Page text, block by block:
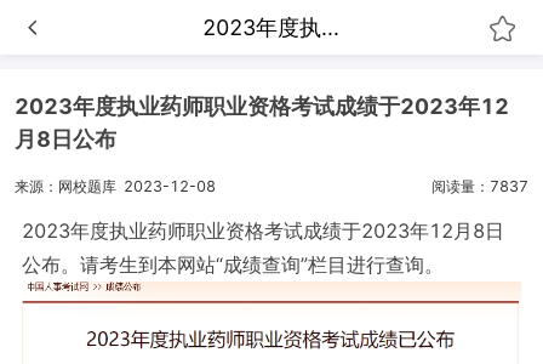
2023年度执...
2023年度执业药师职业资格考试成绩于2023年12
月8日公布
来源：网校题库 2023-12-08 阅读量：7837
2023年度执业药师职业资格考试成绩于2023年12月8日
公布。请考生到本网站“成绩查询”栏目进行查询。